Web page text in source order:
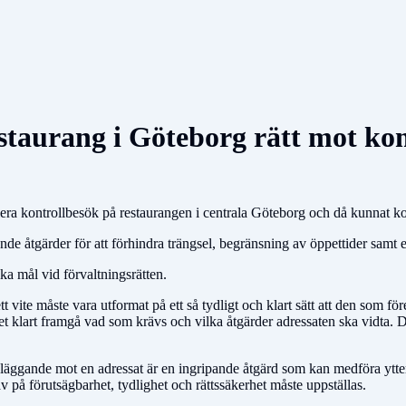
i Göteborg rätt mot
kontrollbesök på restaurangen i centrala Göteborg och då kunnat
åtgärder för att förhindra trängsel, begränsning av öppettider
mål vid förvaltningsrätten.
vite måste vara utformat på ett så tydligt och klart sätt att den som
klart framgå vad som krävs och vilka åtgärder adressaten ska
mot en adressat är en ingripande åtgärd som kan medföra
förutsägbarhet, tydlighet och rättssäkerhet måste uppställas.